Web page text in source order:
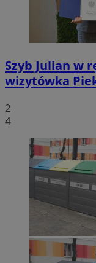
Szyb Julian w
wizytówka
2
4